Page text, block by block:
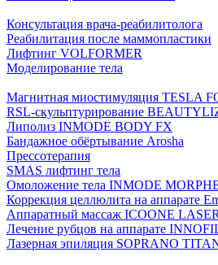
Консультация врача-реабилитолога
Реабилитация после маммопластики
Лифтинг VOLFORMER
Моделирование тела
Магнитная миостимуляция TESLA
RSL-скульптурирование
Липолиз INMODE BODY FX
Бандажное обёртывание Arosha
Прессотерапия
SMAS лифтинг тела
Омоложение тела INMODE
Коррекция целлюлита на аппарате
Аппаратный массаж ICOONE LASER
Лечение рубцов на аппарате
Лазерная эпиляция SOPRANO